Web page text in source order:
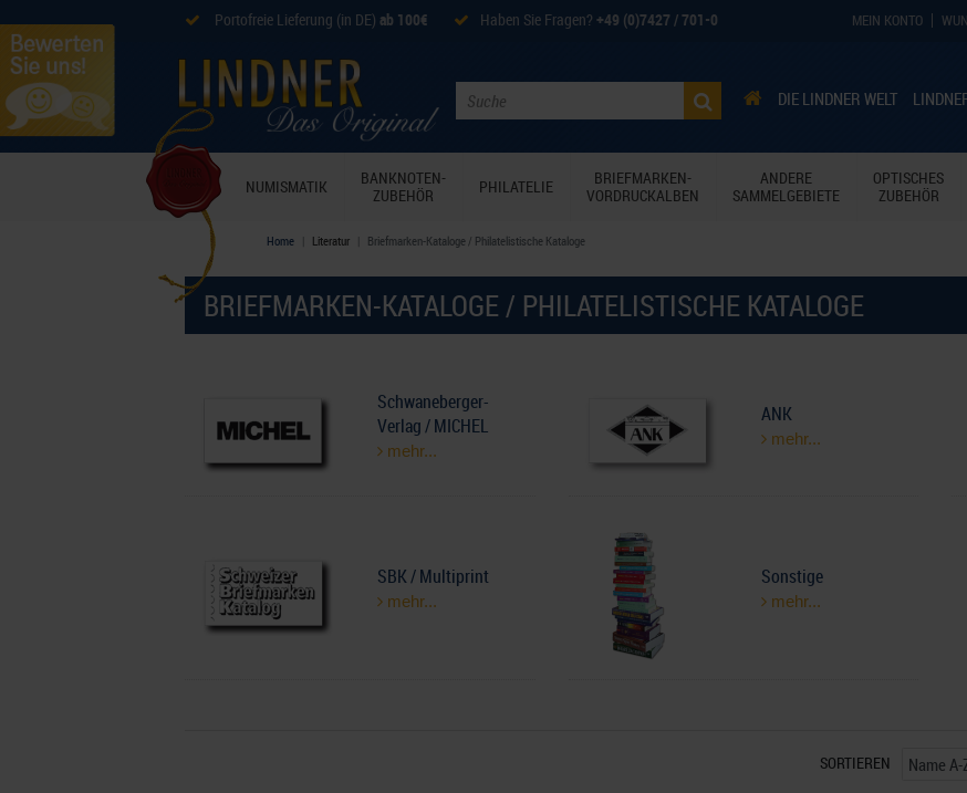
Portofreie Lieferung (in DE) ab 100€ Haben Sie Fragen? +49 (0)7427 / 701-0 MEIN KONTO
DIE LINDNER WELT
NUMISMATIK
BANKNOTEN-
ZUBEHÖR
PHILATELIE
BRIEFMARKEN-
VORDRUCKALBEN
ANDERE
SAMMELGEBIETE
OPTISCHES
ZUBEHÖR
Home Literatur Briefmarken-Kataloge / Philatelistische Kataloge
BRIEFMARKEN-KATALOGE / PHILATELISTISCHE KATALOGE
Schwaneberger-
Verlag / MICHEL
mehr...
ANK
mehr...
SBK / Multiprint
mehr...
Sonstige
mehr...
SORTIEREN